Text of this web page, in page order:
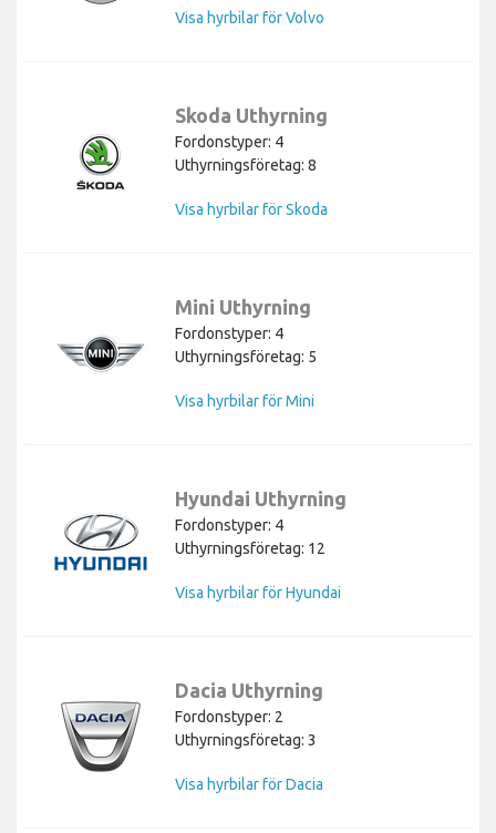
Visa hyrbilar för Volvo
Skoda Uthyrning
Fordonstyper: 4
Uthyrningsföretag: 8
Visa hyrbilar för Skoda
Mini Uthyrning
Fordonstyper: 4
Uthyrningsföretag: 5
Visa hyrbilar för Mini
Hyundai Uthyrning
Fordonstyper: 4
Uthyrningsföretag: 12
Visa hyrbilar för Hyundai
Dacia Uthyrning
Fordonstyper: 2
Uthyrningsföretag: 3
Visa hyrbilar för Dacia